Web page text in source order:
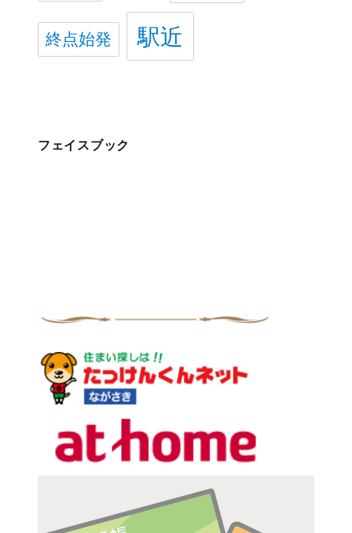
終点始発 駅近
フェイスブック